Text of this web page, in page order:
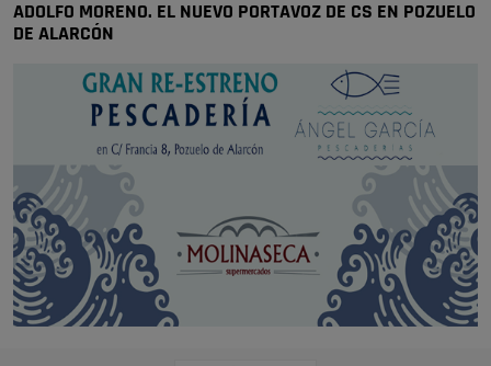
ADOLFO MORENO. EL NUEVO PORTAVOZ DE CS EN POZUELO
DE ALARCÓN